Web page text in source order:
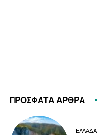
ΠΡΟΣΦΑΤΑ ΑΡΘΡΑ
ΕΛΛΑΔΑ